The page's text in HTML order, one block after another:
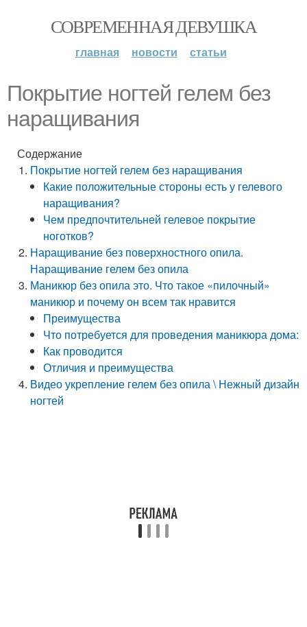
СОВРЕМЕННАЯ ДЕВУШКА
главная новости статьи
Покрытие ногтей гелем без
наращивания
Содержание
Покрытие ногтей гелем без наращивания
Какие положительные стороны есть у гелевого
наращивания?
Чем предпочтительней гелевое покрытие
ноготков?
Наращивание без поверхностного опила.
Наращивание гелем без опила
Маникюр без опила это. Что такое «пилочный»
маникюр и почему он всем так нравится
Преимущества
Что потребуется для проведения маникюра дома:
Как проводится
Отличия и преимущества
Видео укрепление гелем без опила \ Нежный дизайн
ногтей